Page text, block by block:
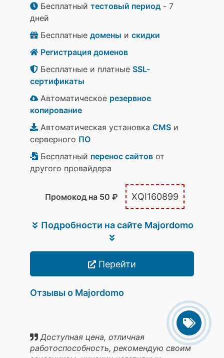
Бесплатный тестовый период - 7
дней
Бесплатные домены и скидки
Регистрация доменов
Бесплатные и платные SSL-
сертификаты
Автоматическое резервное
копирование
Автоматическая установка CMS и
серверного ПО
Бесплатный перенос сайтов от
другого провайдера
Промокод на 50 ₽ XQI160899
Подробности на сайте Majordomo
Перейти
Отзывы о Majordomo
Доступная цена, отличная
работоспособность, рекомендую своим